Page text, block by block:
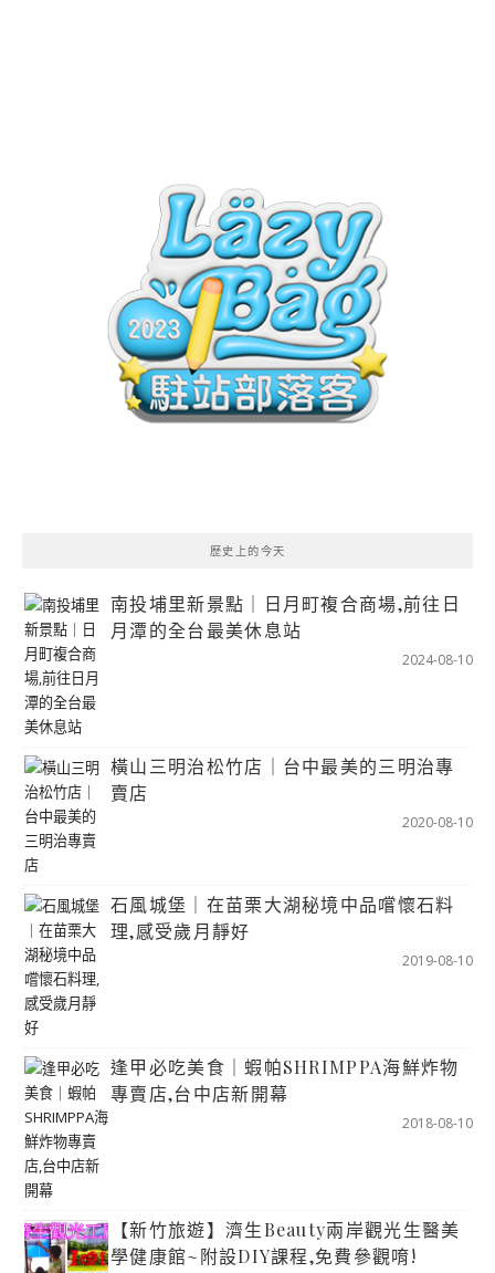
歷史上的今天
南投埔里新景點｜日月町複合商場,前往日
月潭的全台最美休息站
2024-08-10
橫山三明治松竹店｜台中最美的三明治專
賣店
2020-08-10
石風城堡｜在苗栗大湖秘境中品嚐懷石料
理,感受歲月靜好
2019-08-10
逢甲必吃美食｜蝦帕SHRIMPPA海鮮炸物
專賣店,台中店新開幕
2018-08-10
【新竹旅遊】濟生Beauty兩岸觀光生醫美
學健康館~附設DIY課程,免費參觀唷!